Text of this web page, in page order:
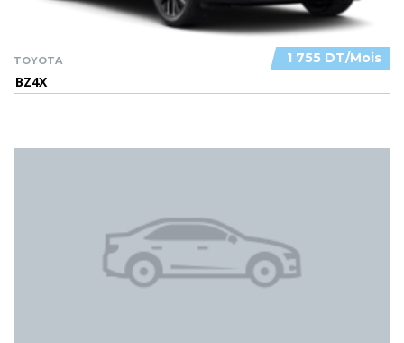
1 755 DT/Mois
TOYOTA
BZ4X